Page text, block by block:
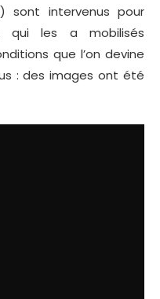
sont intervenus pour
qui les a mobilisés
que l’on devine
: des images ont été